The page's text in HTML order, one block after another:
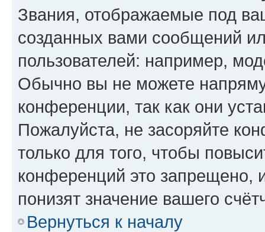
Звания, отображаемые под
созданных вами сообщений
пользователей: например,
Обычно вы не можете
конференции, так как они
Пожалуйста, не засоряйте
только для того, чтобы
конференций это запрещено,
понизят значение вашего
Вернуться к началу